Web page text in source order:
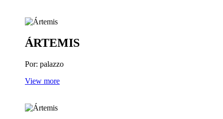
ÁRTEMIS
Por: palazzo
View more